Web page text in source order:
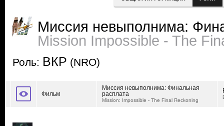
Миссия невыполнима:
Mission Impossible - The
Роль: ВКР (NRO)
Фильм
Миссия невыполнима: Финальная
расплата
Mission: Impossible - The Final Reckoning